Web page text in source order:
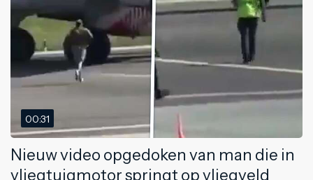
00:31
Nieuw video opgedoken van man die in
vliegtuigmotor springt op vliegveld